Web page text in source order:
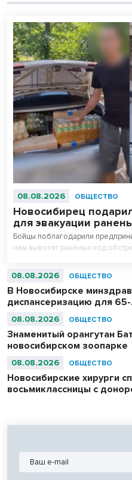
08.08.2026 ОБЩЕСТВО
Новосибирец
для эвакуации
Бойцы поблагодарили
нем вывозят раненых под
08.08.2026 ОБЩЕСТВО
В Новосибирске
диспансеризацию для 65-
08.08.2026 ОБЩЕСТВО
Знаменитый орангутан
новосибирском зоопарке
08.08.2026 ОБЩЕСТВО
Новосибирские хирурги
восьмиклассницы с